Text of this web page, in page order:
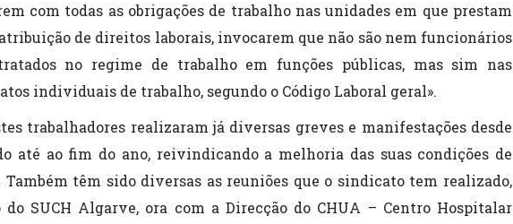
com todas as obrigações de trabalho nas unidades em que prestam
de direitos laborais, invocarem que não são nem funcionários
no regime de trabalho em funções públicas, mas sim nas
individuais de trabalho, segundo o Código Laboral geral».
trabalhadores realizaram já diversas greves e manifestações desde
até ao fim do ano, reivindicando a melhoria das suas condições de
têm sido diversas as reuniões que o sindicato tem realizado,
do SUCH Algarve, ora com a Direcção do CHUA – Centro Hospitalar